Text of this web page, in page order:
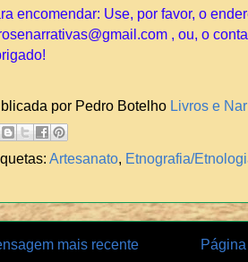
encomendar: Use, por favor, o
, ou, o
por Pedro Botelho Livros e
Artesanato Etnografia/
mais recente